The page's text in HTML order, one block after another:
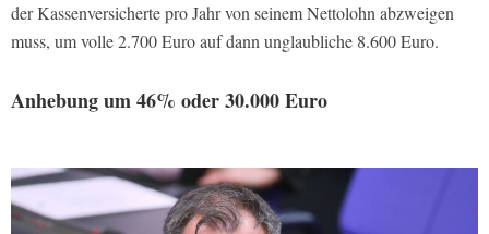
der Kassenversicherte pro Jahr von seinem Nettolohn abzweigen
muss, um volle 2.700 Euro auf dann unglaubliche 8.600 Euro.
Anhebung um 46% oder 30.000 Euro